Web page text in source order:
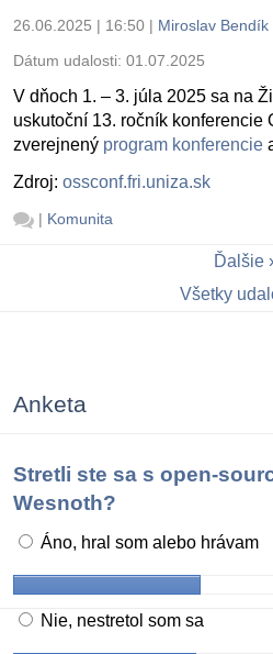
26.06.2025 | 16:50 | Miroslav Bendík
Dátum udalosti: 01.07.2025
V dňoch 1. – 3. júla 2025 sa na
uskutoční 13. ročník konferencie
zverejnený program konferencie
Zdroj: ossconf.fri.uniza.sk
| Komunita
Ďalšie
Všetky
Anketa
Stretli ste sa s open-
Wesnoth?
Áno, hral som alebo hrávam
Nie, nestretol som sa